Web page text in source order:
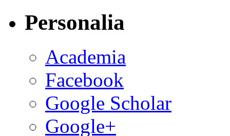
Personalia
Academia
Facebook
Google Scholar
Google+